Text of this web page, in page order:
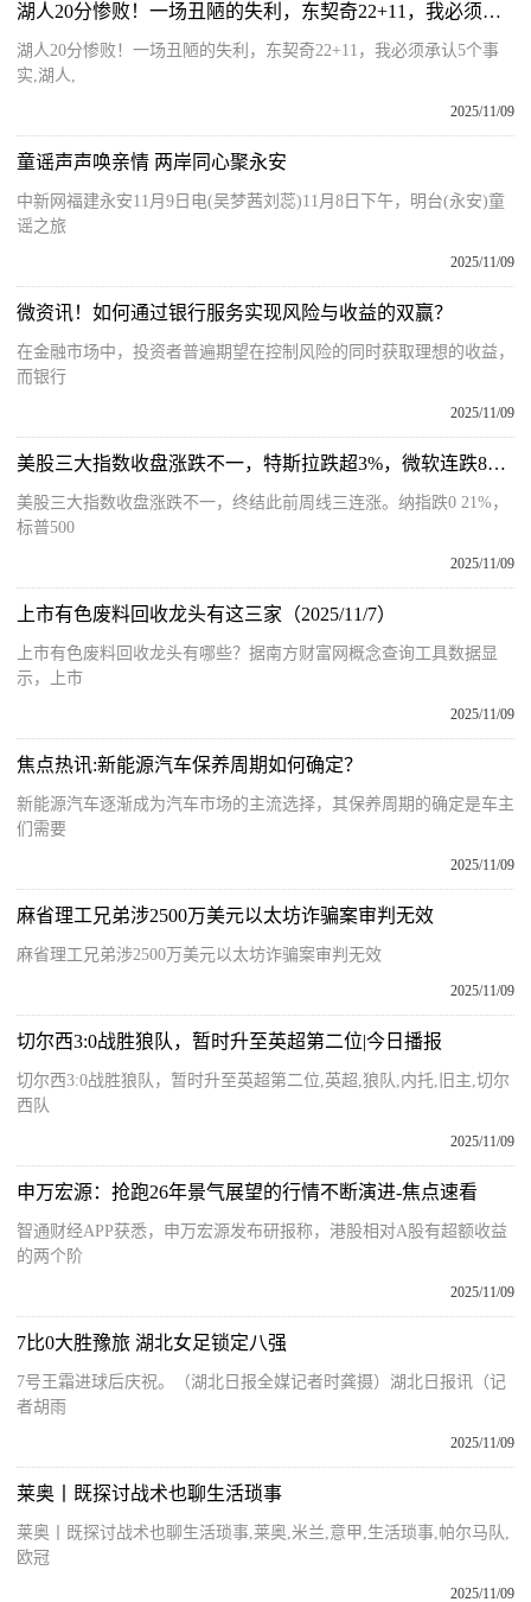
湖人20分惨败！一场丑陋的失利，东契奇22+11，我必须承认5个事实 当前看点
湖人20分惨败！一场丑陋的失利，东契奇22+11，我必须承认5个事
实,湖人,
2025/11/09
童谣声声唤亲情 两岸同心聚永安
中新网福建永安11月9日电(吴梦茜刘蕊)11月8日下午，明台(永安)童
谣之旅
2025/11/09
微资讯！如何通过银行服务实现风险与收益的双赢？
在金融市场中，投资者普遍期望在控制风险的同时获取理想的收益，
而银行
2025/11/09
美股三大指数收盘涨跌不一，特斯拉跌超3%，微软连跌8天 焦点速看
美股三大指数收盘涨跌不一，终结此前周线三连涨。纳指跌0 21%，
标普500
2025/11/09
上市有色废料回收龙头有这三家（2025/11/7）
上市有色废料回收龙头有哪些？据南方财富网概念查询工具数据显
示，上市
2025/11/09
焦点热讯:新能源汽车保养周期如何确定？
新能源汽车逐渐成为汽车市场的主流选择，其保养周期的确定是车主
们需要
2025/11/09
麻省理工兄弟涉2500万美元以太坊诈骗案审判无效
麻省理工兄弟涉2500万美元以太坊诈骗案审判无效
2025/11/09
切尔西3:0战胜狼队，暂时升至英超第二位|今日播报
切尔西3:0战胜狼队，暂时升至英超第二位,英超,狼队,内托,旧主,切尔
西队
2025/11/09
申万宏源：抢跑26年景气展望的行情不断演进-焦点速看
智通财经APP获悉，申万宏源发布研报称，港股相对A股有超额收益
的两个阶
2025/11/09
7比0大胜豫旅 湖北女足锁定八强
7号王霜进球后庆祝。（湖北日报全媒记者时龚摄）湖北日报讯（记
者胡雨
2025/11/09
莱奥丨既探讨战术也聊生活琐事
莱奥丨既探讨战术也聊生活琐事,莱奥,米兰,意甲,生活琐事,帕尔马队,
欧冠
2025/11/09